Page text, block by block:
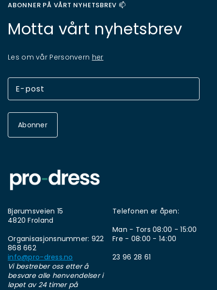
ABONNER PÅ VÅRT NYHETSBREV 📫
Motta vårt nyhetsbrev
Les om vår Personvern her
Abonner
Bjørumsveien 15
4820 Froland
Organisasjonsnummer: 922
868 662
info@pro-dress.no
Vi bestreber oss etter å
besvare alle henvendelser i
løpet av 24 timer på
Telefonen er åpen:
Man - Tors 08:00 - 15:00
Fre - 08:00 - 14:00
23 96 28 61